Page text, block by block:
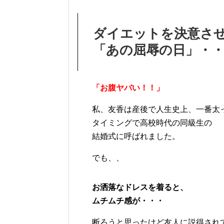
ダイエットを決意さ
「あの屈辱の日」・・
「お腹ヤバい！！」
私、友香は産後で人生史上、一番太
タイミングで高校時代の同級生の
結婚式に呼ばれました。
でも、、
お洒落なドレスを着ると、
ムチムチ感が・・・
断ろうと思ったけど友人に説得され